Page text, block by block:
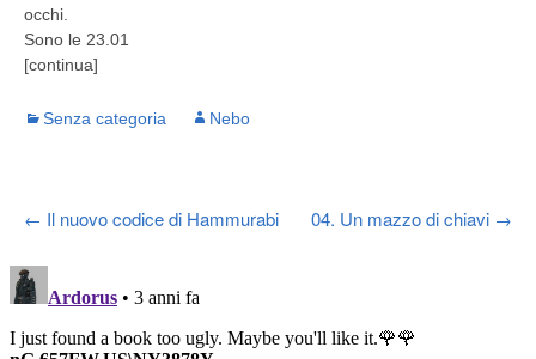
occhi.
Sono le 23.01
[continua]
Senza categoria Nebo
Post
navigation
← Il nuovo codice di Hammurabi 04. Un mazzo di chiavi →